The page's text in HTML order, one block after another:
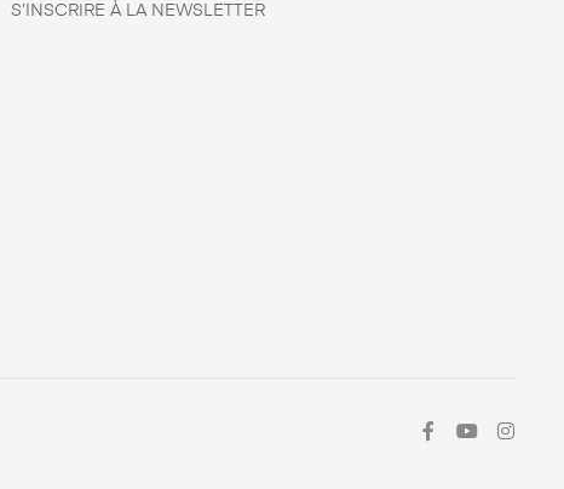
S’INSCRIRE À LA NEWSLETTER